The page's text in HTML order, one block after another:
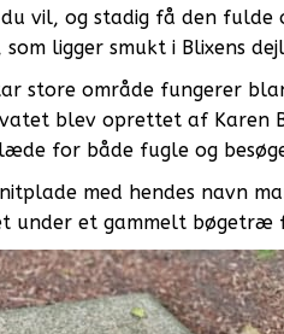
vil, og stadig få den fulde
ligger smukt i Blixens
store område fungerer
blev oprettet af Karen
for både fugle og
med hendes navn
et gammelt bøgetræ